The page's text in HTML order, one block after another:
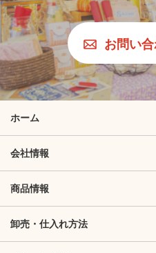
お問い
ホーム
会社情報
商品情報
卸売・仕入れ方法